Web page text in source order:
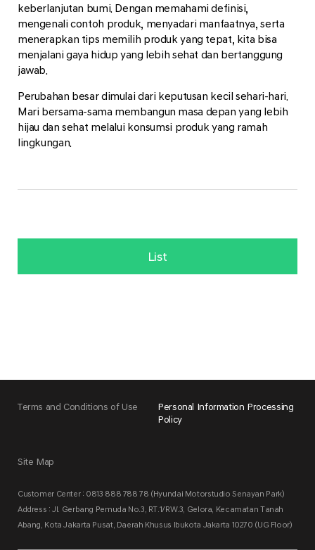
keberlanjutan bumi. Dengan memahami definisi,
mengenali contoh produk, menyadari manfaatnya, serta
menerapkan tips memilih produk yang tepat, kita bisa
menjalani gaya hidup yang lebih sehat dan bertanggung
jawab.
Perubahan besar dimulai dari keputusan kecil sehari-hari.
Mari bersama-sama membangun masa depan yang lebih
hijau dan sehat melalui konsumsi produk yang ramah
lingkungan.
List
Terms and Conditions of Use
Personal Information Processing
Policy
Site Map
Customer Center : 0813 888 788 78 (Hyundai Motorstudio Senayan Park)
Address : Jl. Gerbang Pemuda No.3, RT.1/RW.3, Gelora, Kecamatan Tanah
Abang, Kota Jakarta Pusat, Daerah Khusus Ibukota Jakarta 10270 (UG Floor)